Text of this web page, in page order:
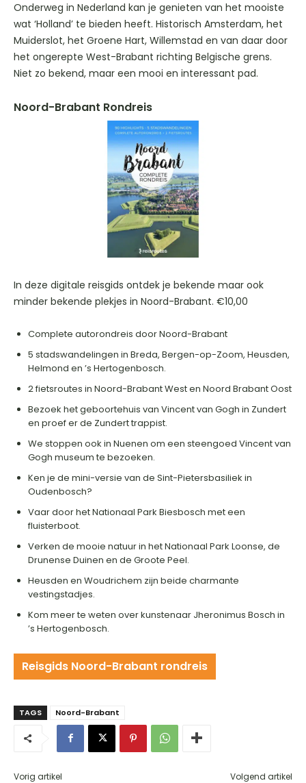
Onderweg in Nederland kan je genieten van het mooiste
wat ‘Holland’ te bieden heeft. Historisch Amsterdam, het
Muiderslot, het Groene Hart, Willemstad en van daar door
het ongerepte West-Brabant richting Belgische grens.
Niet zo bekend, maar een mooi en interessant pad.
Noord-Brabant Rondreis
In deze digitale reisgids ontdek je bekende maar ook
minder bekende plekjes in Noord-Brabant. €10,00
Complete autorondreis door Noord-Brabant
5 stadswandelingen in Breda, Bergen-op-Zoom, Heusden,
Helmond en ’s Hertogenbosch.
2 fietsroutes in Noord-Brabant West en Noord Brabant Oost
Bezoek het geboortehuis van Vincent van Gogh in Zundert
en proef er de Zundert trappist.
We stoppen ook in Nuenen om een steengoed Vincent van
Gogh museum te bezoeken.
Ken je de mini-versie van de Sint-Pietersbasiliek in
Oudenbosch?
Vaar door het Nationaal Park Biesbosch met een
fluisterboot.
Verken de mooie natuur in het Nationaal Park Loonse, de
Drunense Duinen en de Groote Peel.
Heusden en Woudrichem zijn beide charmante
vestingstadjes.
Kom meer te weten over kunstenaar Jheronimus Bosch in
’s Hertogenbosch.
Reisgids Noord-Brabant rondreis
TAGS Noord-Brabant
Vorig artikel Volgend artikel